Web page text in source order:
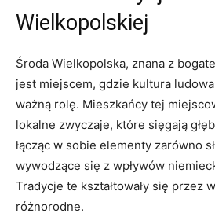
Wielkopolskiej
Środa Wielkopolska, znana z
jest miejscem, gdzie kultura
ważną rolę. Mieszkańcy tej
lokalne zwyczaje, które sięgają
łącząc w sobie elementy zarówno
wywodzące się z wpływów
Tradycje te kształtowały się przez
różnorodne.